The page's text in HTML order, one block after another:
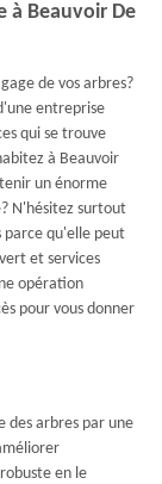
à Beauvoir De
de vos arbres?
entreprise
qui se trouve
à Beauvoir
un énorme
N'hésitez surtout
parce qu'elle peut
et services
opération
pour vous donner
des arbres par une
en le